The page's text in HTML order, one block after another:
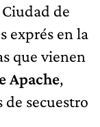
de
exprés en la
que vienen
Apache,
secuestro